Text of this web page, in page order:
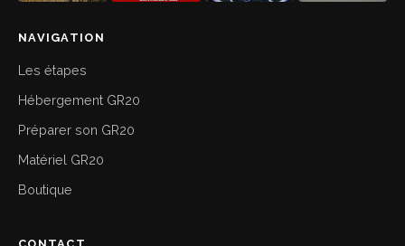
NAVIGATION
Les étapes
Hébergement GR20
Préparer son GR20
Matériel GR20
Boutique